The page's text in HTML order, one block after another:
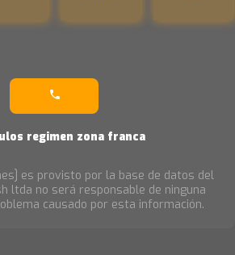
regimen zona franca
es provisto por la base de datos del
ltda no será responsable de ninguna
causado por esta información.